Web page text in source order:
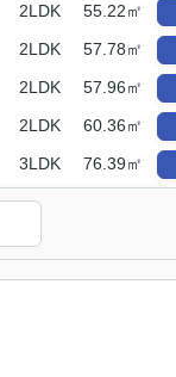
2LDK 55.22㎡
2LDK 57.78㎡
2LDK 57.96㎡
2LDK 60.36㎡
3LDK 76.39㎡